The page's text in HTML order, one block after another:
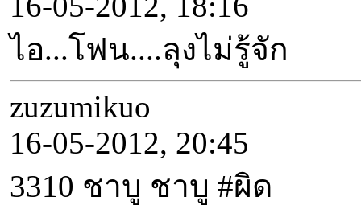
ไอ...โฟน....ลุงไม่รู้จัก
zuzumikuo
16-05-2012, 20:45
3310 ชาบู ชาบู #ผิด